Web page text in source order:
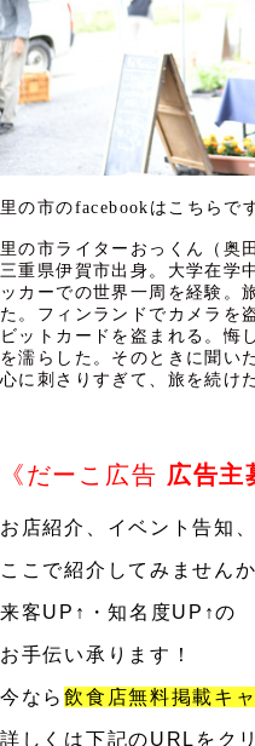
里の市のfacebookはこちらで
里の市ライターおっくん（奥
三重県伊賀市出身。大学在学
ッカーでの世界一周を経験。
た。フィンランドでカメラを
ビットカードを盗まれる。悔
を濡らした。そのときに聞い
心に刺さりすぎて、旅を続けた
《だーこ広告 広告主
お店紹介、イベント告知
ここで紹介してみませんか
来客UP↑・知名度UP↑の
お手伝い承ります！
今なら飲食店無料掲載キ
詳しくは下記のURLをク